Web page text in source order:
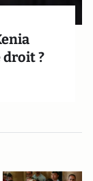
droit ?